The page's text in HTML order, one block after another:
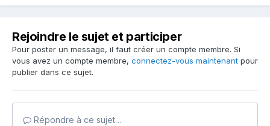
Rejoindre le sujet et participer
Pour poster un message, il faut créer un compte membre. Si
vous avez un compte membre, connectez-vous maintenant pour
publier dans ce sujet.
Répondre à ce sujet…